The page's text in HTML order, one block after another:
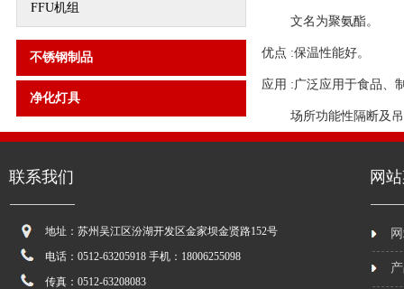
FFU机组
不锈钢制品
净化灯具
文名为聚氨酯。
优点 :保温性能好。
应用 :广泛应用于食品、
场所功能性隔断及吊
联系我们
地址：苏州吴江区汾湖开发区金家坝金贤路152号
电话：0512-63205918 手机：18006255098
传真：0512-63208083
网